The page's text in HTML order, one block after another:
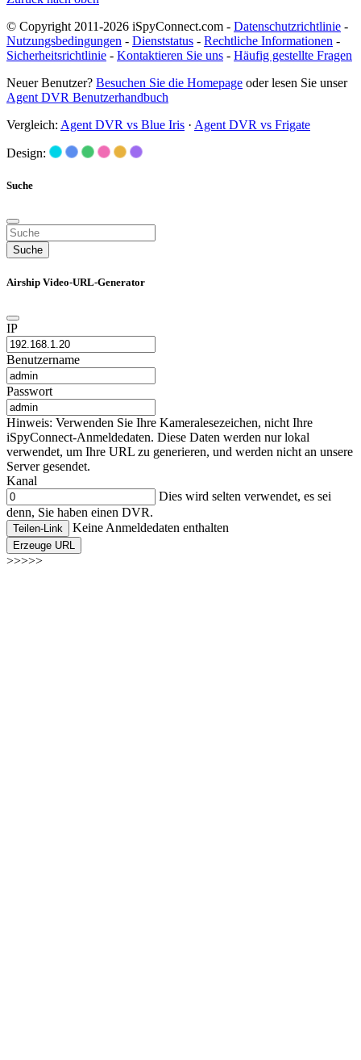
© Copyright 2011-2026 iSpyConnect.com - Datenschutzrichtlinie -
Nutzungsbedingungen - Dienststatus - Rechtliche Informationen -
Sicherheitsrichtlinie - Kontaktieren Sie uns - Häufig gestellte Fragen
Neuer Benutzer? Besuchen Sie die Homepage oder lesen Sie unser
Agent DVR Benutzerhandbuch
Vergleich: Agent DVR vs Blue Iris · Agent DVR vs Frigate
Design:
Suche
Suche
Airship Video-URL-Generator
IP
Benutzername
Passwort
Hinweis: Verwenden Sie Ihre Kameralesezeichen, nicht Ihre
iSpyConnect-Anmeldedaten. Diese Daten werden nur lokal
verwendet, um Ihre URL zu generieren, und werden nicht an unsere
Server gesendet.
Kanal
Dies wird selten verwendet, es sei
denn, Sie haben einen DVR.
Teilen-Link Keine Anmeldedaten enthalten
Erzeuge URL
>>>>>